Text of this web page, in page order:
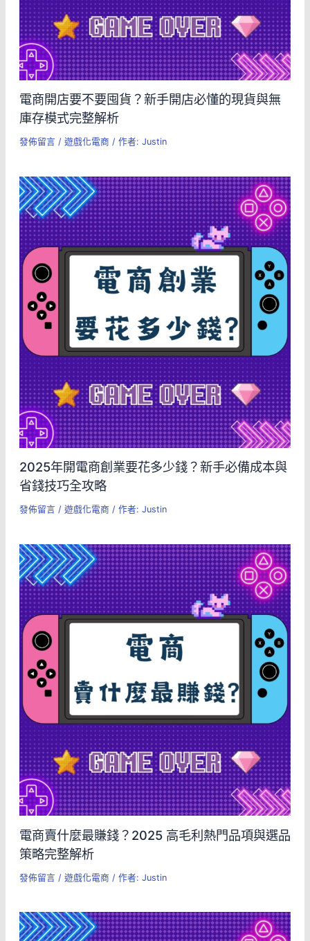
電商開店要不要囤貨？新手開店必懂的現貨與無
庫存模式完整解析
發佈留言 / 遊戲化電商 / 作者: Justin
2025年開電商創業要花多少錢？新手必備成本與
省錢技巧全攻略
發佈留言 / 遊戲化電商 / 作者: Justin
電商賣什麼最賺錢？2025 高毛利熱門品項與選品
策略完整解析
發佈留言 / 遊戲化電商 / 作者: Justin